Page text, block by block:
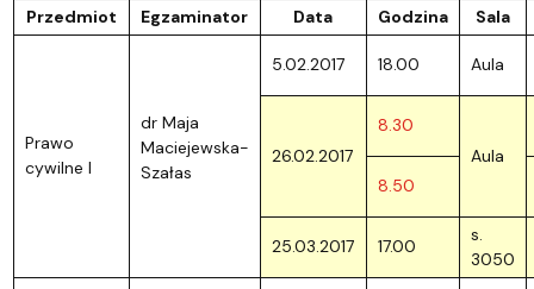
Przedmiot
Egzaminator Data Godzina Sala
Prawo
cywilne I
dr Maja
Maciejewska-
Szałas
5.02.2017 18.00 Aula
26.02.2017
8.30
Aula
8.50
25.03.2017 17.00
s.
3050